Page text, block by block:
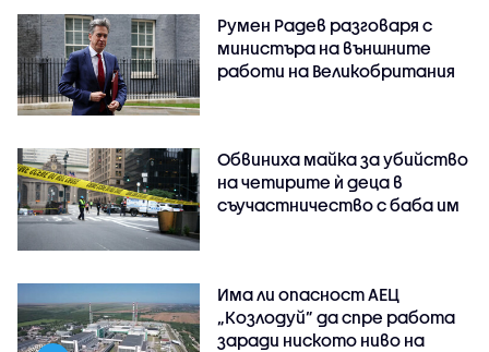
Румен Радев разговаря с
министъра на външните
работи на Великобритания
Обвиниха майка за убийство
на четирите ѝ деца в
съучастничество с баба им
Има ли опасност АЕЦ
„Козлодуй” да спре работа
заради ниското ниво на